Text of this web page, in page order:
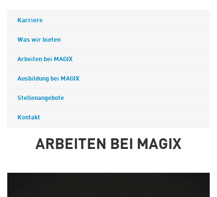
Karriere
Was wir bieten
Arbeiten bei MAGIX
Ausbildung bei MAGIX
Stellenangebote
Kontakt
ARBEITEN BEI MAGIX